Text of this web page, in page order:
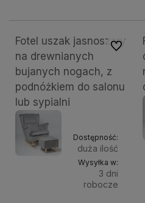
Fotel uszak jasnoszary
na drewnianych
bujanych nogach, z
podnóżkiem do salonu
lub sypialni
Dostępność:
duża ilość
Wysyłka w:
3 dni
robocze
Do